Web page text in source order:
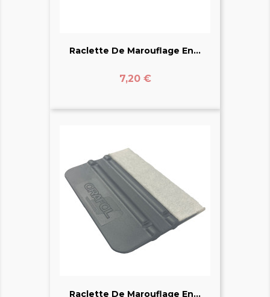
Raclette De Marouflage En...
Prix
7,20 €
Raclette De Marouflage En...